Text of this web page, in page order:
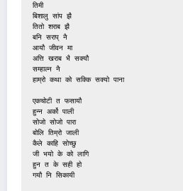
तिमी
बिशालु सांप झै
तितो शराब झै
बनि सराप् नै
आयौ जीवन मा
अत्ति खराब भै सक्यौ
सम्हाल्न नै
हाम्रो कथा को सक्कि सक्यो पाना
एकचोटी त फसायौ
हुन्न अर्को पाली
सोजो सोजो पारा
बोलि तिम्रो जाली
कैले काहि सोच्छु
जी भयो के को लागि
हुन त के सही हो
गयौ नि सिकायी